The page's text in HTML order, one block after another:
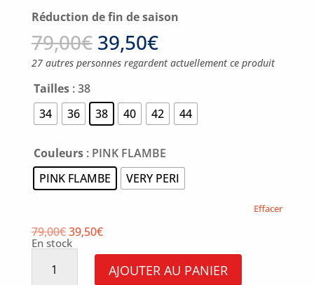
Réduction de fin de saison
79,00€ 39,50€
27 autres personnes regardent actuellement ce produit
Tailles : 38
34
36 38 40 42 44
Couleurs : PINK FLAMBE
PINK FLAMBE
VERY PERI
Effacer
79,00€39,50€
En stock
quantité
Short AJOUTER AU PANIER